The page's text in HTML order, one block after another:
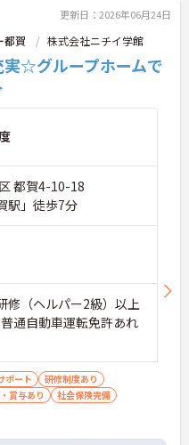
の両立を強力
格取得を目指
バック）が整
ップ（サービ
段階的な研修
金制度でしっ
ションを保ち
ホーム＞家庭
に寄り添ったケ
を対象として
々。食事や入
い」という方
2週間程度の研
えながら、少
入社後のキャ
を積極的にサ
の安定感＞
命グループに
イアンスと福
基本給に加え
に直結しま
更新日：2026年06月24日
都賀 株式会社ニチイ学館
実☆グループホームで
都賀4-10-18
駅」徒歩7分
（ヘルパー2級）以上
通自動車運転免許あれ
ポート
研修制度あり
賞与あり
社会保険完備